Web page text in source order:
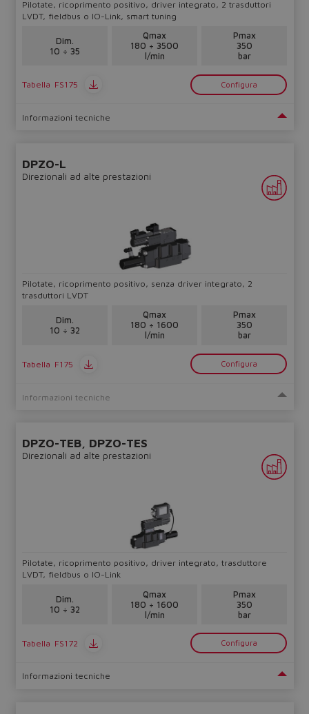
Pilotate, ricoprimento positivo, driver integrato, 2 trasduttori
LVDT, fieldbus o IO-Link, smart tuning
Dim.
10 ÷ 35
Qmax
180 ÷ 3500
l/min
Pmax
350
bar
Tabella FS175 Configura
Informazioni tecniche
DPZO-L
Direzionali ad alte prestazioni
Pilotate, ricoprimento positivo, senza driver integrato, 2
trasduttori LVDT
Dim.
10 ÷ 32
Qmax
180 ÷ 1600
l/min
Pmax
350
bar
Tabella F175 Configura
Informazioni tecniche
DPZO-TEB, DPZO-TES
Direzionali ad alte prestazioni
Pilotate, ricoprimento positivo, driver integrato, trasduttore
LVDT, fieldbus o IO-Link
Dim.
10 ÷ 32
Qmax
180 ÷ 1600
l/min
Pmax
350
bar
Tabella FS172 Configura
Informazioni tecniche